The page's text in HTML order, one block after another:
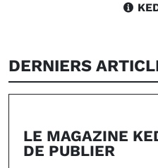
DERNIERS
LE MAGAZINE
DE PUBLIER